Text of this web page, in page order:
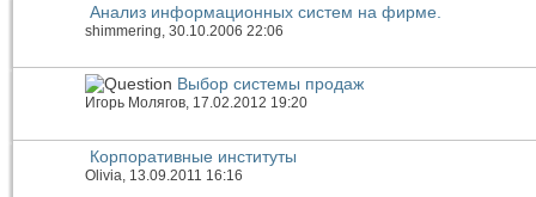
Анализ информационных систем на фирме.
shimmering , 30.10.2006 22:06
Выбор системы продаж
Игорь Молягов, 17.02.2012 19:20
Корпоративные институты
Olivia , 13.09.2011 16:16